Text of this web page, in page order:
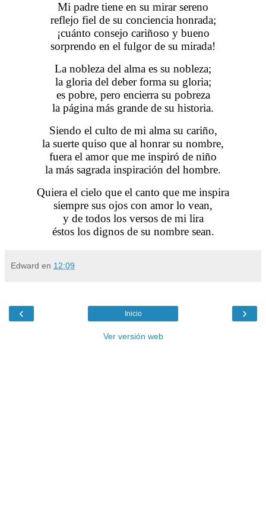
Mi padre tiene en su mirar sereno
reflejo fiel de su conciencia honrada;
¡cuánto consejo cariñoso y bueno
sorprendo en el fulgor de su mirada!
La nobleza del alma es su nobleza;
la gloria del deber forma su gloria;
es pobre, pero encierra su pobreza
la página más grande de su historia.
Siendo el culto de mi alma su cariño,
la suerte quiso que al honrar su nombre,
fuera el amor que me inspiró de niño
la más sagrada inspiración del hombre.
Quiera el cielo que el canto que me inspira
siempre sus ojos con amor lo vean,
y de todos los versos de mi lira
éstos los dignos de su nombre sean.
Edward en 12:09
‹ ›
Inicio
Ver versión web